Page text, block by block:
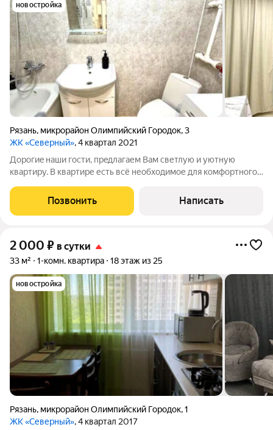
новостройка
Рязань, микрорайон Олимпийский Городок,3
ЖК «Северный», 4 квартал 2021
Доpогиe наши гоcти, пpeдлагаем Вaм светлую и уютную
квартиру. В квартире есть всё необходимое для комфортного
печь, холодильник, стиральная машина, электрический чайник,
утюг, фен. -чай/кофе
Позвонить Написать
2 000 ₽ в сутки
33 м² 1-комн. квартира 18 этаж из 25
новостройка
Рязань, микрорайон Олимпийский Городок,1
ЖК «Северный», 4 квартал 2017